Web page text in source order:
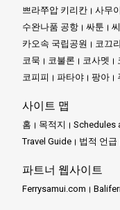
쁘라쭈압 키리칸
사무
수완나품 공항
싸툰
카오속 국립공원
코끄
코묵
코불론 코사멧
코피피
파타야 팡아
사이트 맵
홈 목적지 Schedules
Travel Guide
법적 언급
파트너 웹사이트
Ferrysamui.com